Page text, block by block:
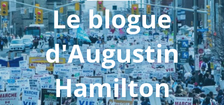
Boutique
Le blogue
d'Augustin
Hamilton